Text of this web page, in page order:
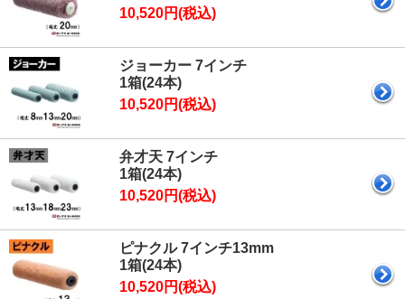
10,520円(税込)
ジョーカー 7インチ
1箱(24本)
10,520円(税込)
弁才天 7インチ
1箱(24本)
10,520円(税込)
ピナクル 7インチ13mm
1箱(24本)
10,520円(税込)